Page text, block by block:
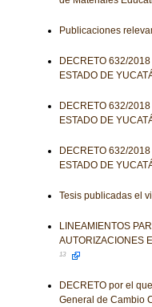
Publicaciones
DECRETO 632/
ESTADO DE
DECRETO 632/
ESTADO DE
DECRETO 632/
ESTADO DE
Tesis publicadas el
LINEAMIENTOS
AUTORIZACIONES
13
DECRETO por el
General de Cambio